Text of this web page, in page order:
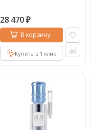
28 470 ₽
В корзину
Купить в 1 клик